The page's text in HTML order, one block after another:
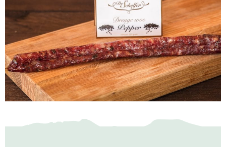
LANDWINKEL
KERSTPAKKETTEN
WEBSHOP
NIEUWS & ACTUALITEITEN
CONTACT